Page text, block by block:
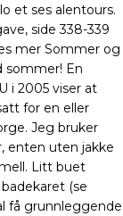
et ses alentours.
side 338-339
mer Sommer og
sommer! En
i 2005 viser at
for en eller
Jeg bruker
enten uten jakke
Litt buet
(se
få grunnleggende